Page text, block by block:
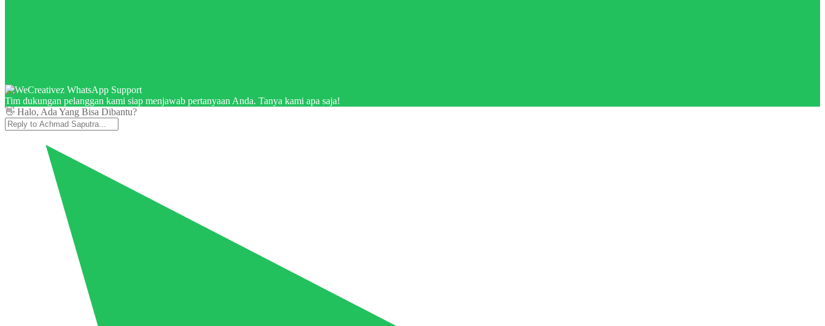
Tim dukungan pelanggan kami siap menjawab pertanyaan Anda. Tanya kami apa saja!
👋 Halo, Ada Yang Bisa Dibantu?